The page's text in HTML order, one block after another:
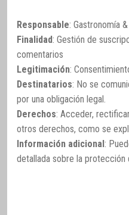
Responsable: Gastronomía &
Finalidad: Gestión de
comentarios
Legitimación:
Destinatarios: No se
por una obligación legal.
Derechos: Acceder,
otros derechos, como se
Información adicional:
detallada sobre la protección